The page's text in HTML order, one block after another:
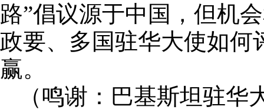
路”倡议源于中国，但机
政要、多国驻华大使如何
赢。
（鸣谢：巴基斯坦驻